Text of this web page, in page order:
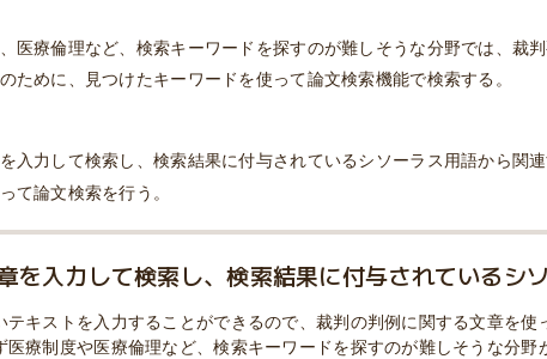
医療倫理など、検索キーワードを探すのが難しそうな分野では、裁
ために、見つけたキーワードを使って論文検索機能で検索する。
入力して検索し、検索結果に付与されているシソーラス用語から関連
て論文検索を行う。
入力して検索し、検索結果に付与されているシ
キストを入力することができるので、裁判の判例に関する文章を使
療制度や医療倫理など、検索キーワードを探すのが難しそうな分